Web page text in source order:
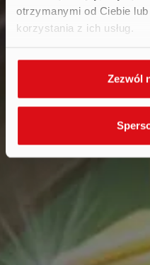
otrzymanymi od Ciebie
korzystania z ich usług.
Zezwól